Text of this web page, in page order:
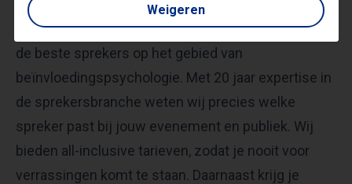
Bij Sprekersbureau Quality Bookings vind je enkel
de beste sprekers op het gebied van
beïnvloedingspsychologie. Met 20 jaar expertise in
de sprekersbranche weten wij precies welke
spreker past bij jouw evenement en publiek. Wij
bieden all-inclusive tarieven, zodat je nooit voor
verrassingen komt te staan. Daarnaast krijg je
Weigeren